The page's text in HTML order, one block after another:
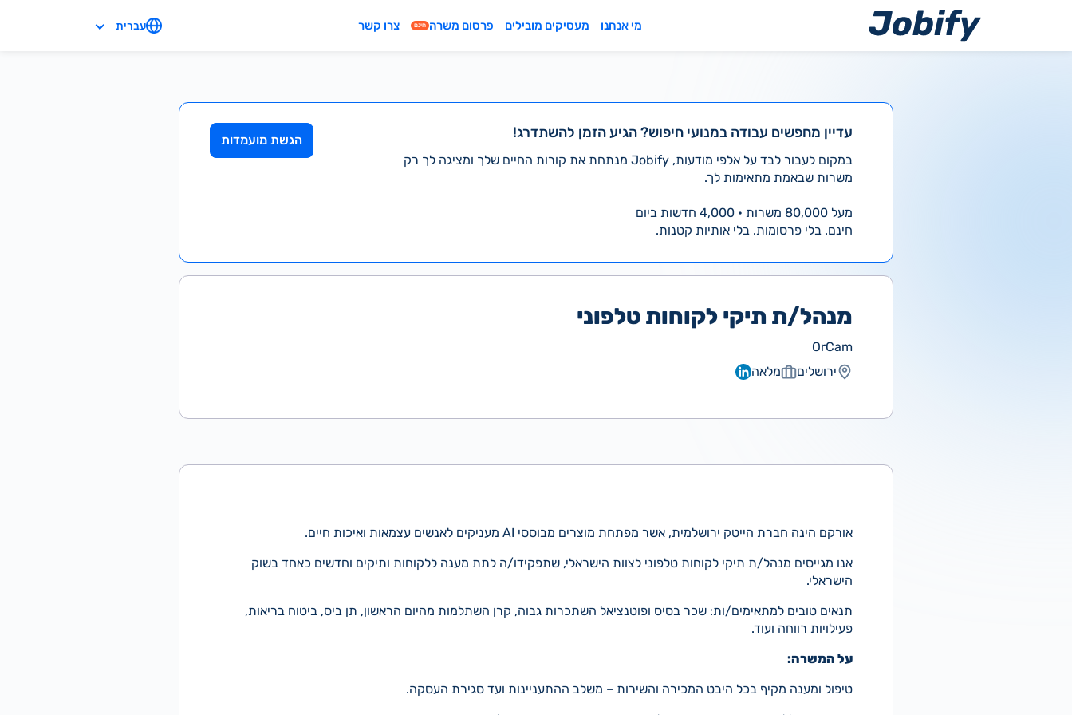
מי אנחנו מעסיקים מובילים פרסום משרה חינם צרו קשר עברית
עדיין מחפשים עבודה במנועי חיפוש? הגיע הזמן להשתדרג!
במקום לעבור לבד על אלפי מודעות, Jobify מנתחת את קורות החיים שלך ומציגה לך רק
משרות שבאמת מתאימות לך.
מעל 80,000 משרות • 4,000 חדשות ביום
חינם. בלי פרסומות. בלי אותיות קטנות.
הגשת מועמדות
מנהל/ת תיקי לקוחות טלפוני
OrCam
ירושלים
מלאה
אורקם הינה חברת הייטק ירושלמית, אשר מפתחת מוצרים מבוססי AI מעניקים לאנשים עצמאות ואיכות חיים.
אנו מגייסים מנהל/ת תיקי לקוחות טלפוני לצוות הישראלי, שתפקידו/ה לתת מענה ללקוחות ותיקים וחדשים כאחד בשוק
הישראלי.
תנאים טובים למתאימים/ות: שכר בסיס ופוטנציאל השתכרות גבוה, קרן השתלמות מהיום הראשון, תן ביס, ביטוח בריאות,
פעילויות רווחה ועוד.
על המשרה:
טיפול ומענה מקיף בכל היבט המכירה והשירות – משלב ההתעניינות ועד סגירת העסקה.